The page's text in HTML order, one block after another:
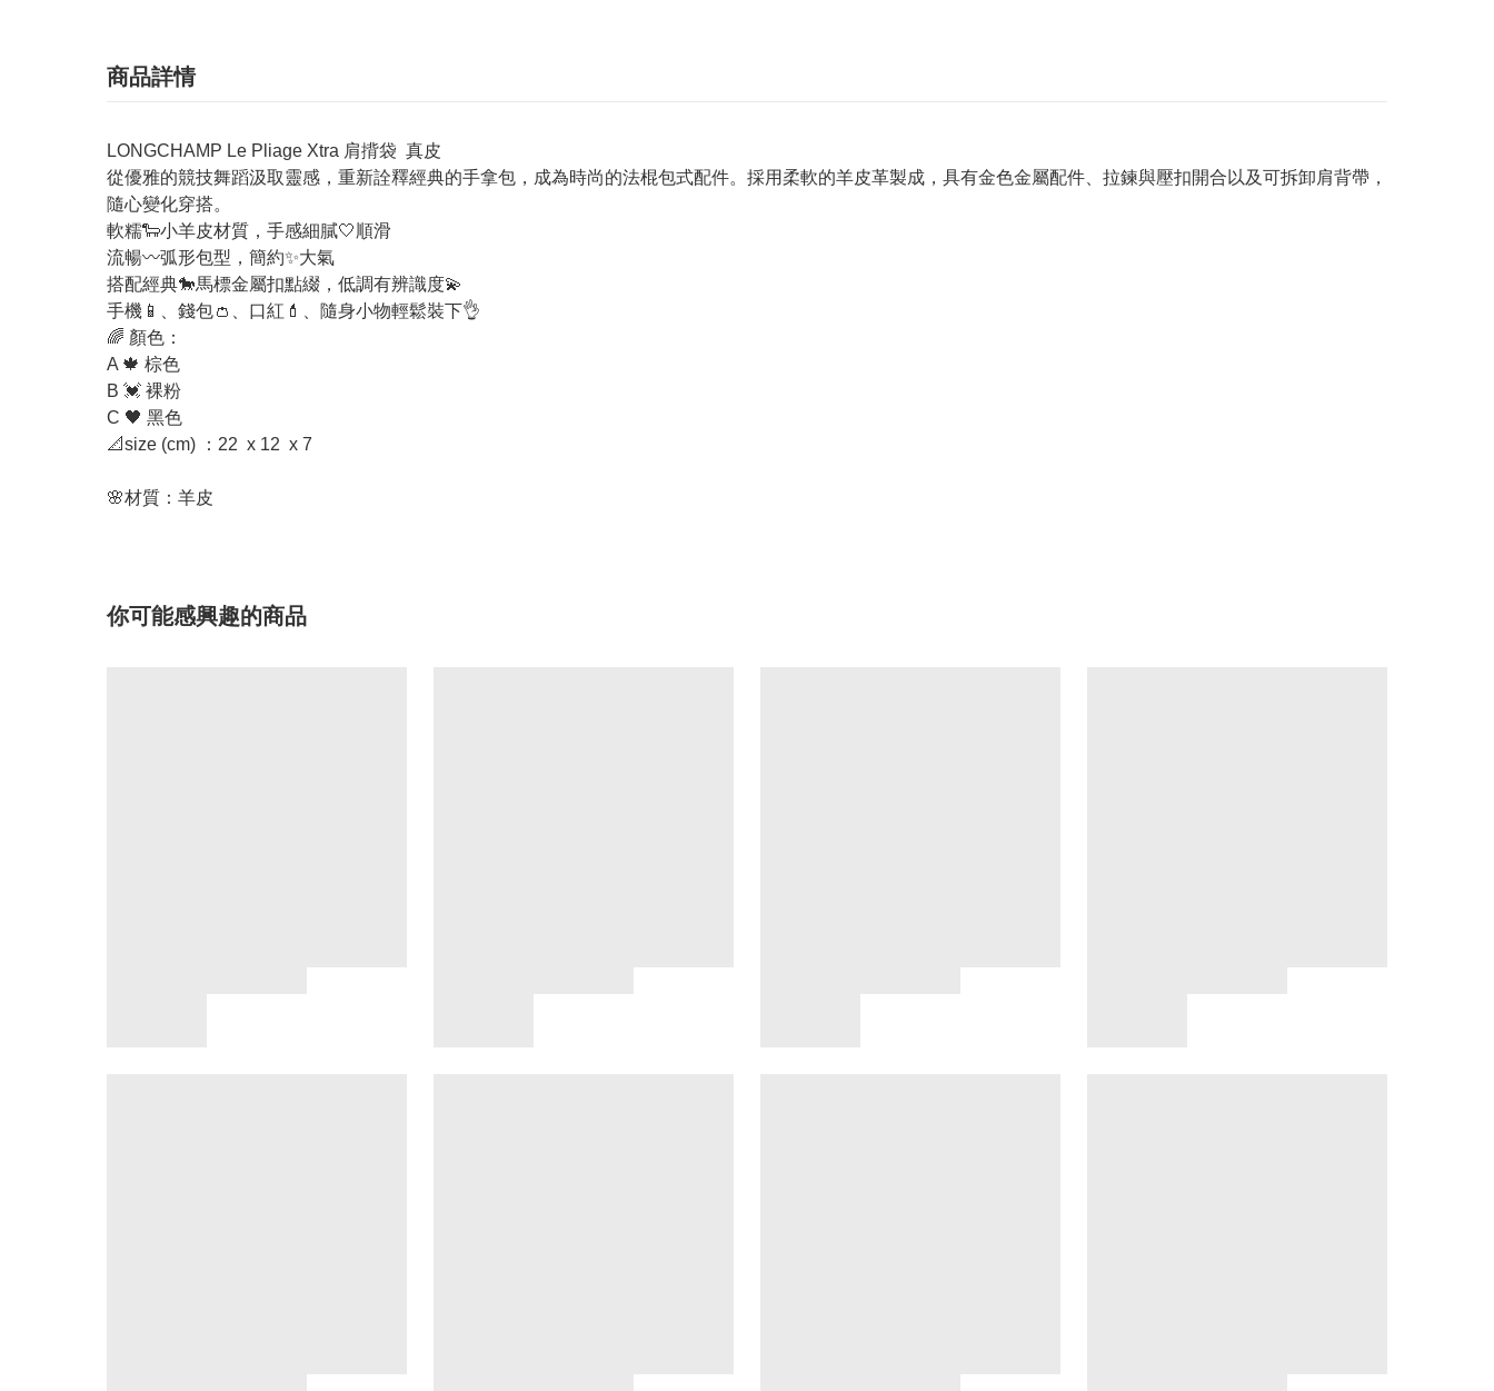
商品詳情
LONGCHAMP Le Pliage Xtra 肩揹袋 真皮
從優雅的競技舞蹈汲取靈感，重新詮釋經典的手拿包，成為時尚的法棍包式配件。採用柔軟的羊皮革製成，具有金色金屬配件、拉鍊與壓扣開合以及可拆卸肩背帶，
隨心變化穿搭。
軟糯🐑小羊皮材質，手感細膩🤍順滑
流暢〰️弧形包型，簡約✨大氣
搭配經典🐎馬標金屬扣點綴，低調有辨識度💫
手機📱、錢包👛、口紅💄、隨身小物輕鬆裝下👌
🌈 顏色：
A 🍁 棕色
B 💓 裸粉
C 🖤 黑色
📐size (cm) ：22 x 12 x 7
🌸材質：羊皮
你可能感興趣的商品